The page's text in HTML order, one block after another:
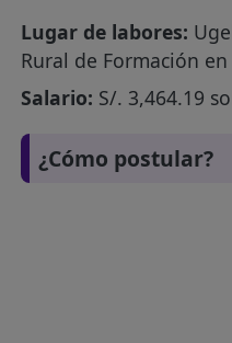
Lugar de labores:
Rural de Formación
Salario: S/. 3,464.19
¿Cómo postular?